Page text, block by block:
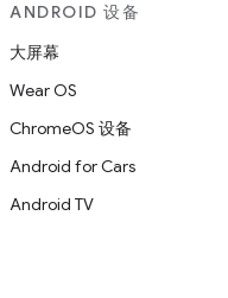
ANDROID 设备
大屏幕
Wear OS
ChromeOS 设备
Android for Cars
Android TV